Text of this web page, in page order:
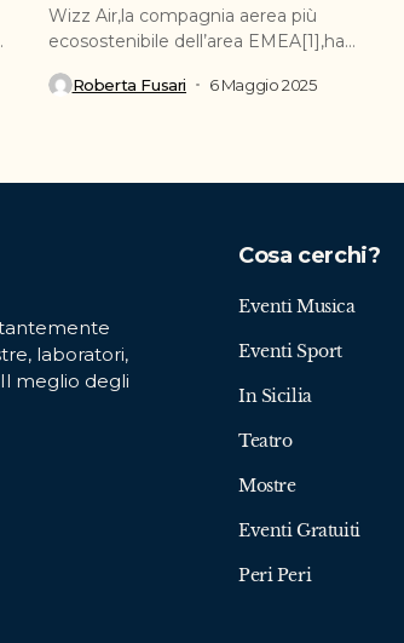
Wizz Air,la compagnia aerea più
ecosostenibile dell’area EMEA[1],ha
Roberta Fusari 6 Maggio 2025
laboratori,
meglio degli
Cosa cerchi?
Eventi Musica
Eventi Sport
In Sicilia
Teatro
Mostre
Eventi Gratuiti
Peri Peri